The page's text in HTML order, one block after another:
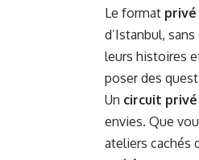
Le format privé
d’Istanbul,
leurs histoires
poser des
Un circuit privé
envies. Que
ateliers cachés